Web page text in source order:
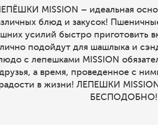
MISSION – идеальная
блюд и закусок!
усилий быстро приготовить
подойдут для шашлыка и
с лепешками MISSION
а время, проведенное с
в жизни! ЛЕПЕШКИ
БЕСПОДОБНО!